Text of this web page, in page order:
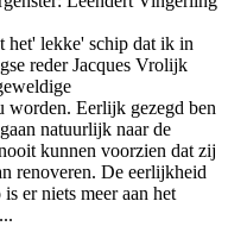
het' lekke' schip dat ik in
reder Jacques Vrolijk
worden. Eerlijk gezegd ben
natuurlijk naar de
kunnen voorzien dat zij
renoveren. De eerlijkheid
er niets meer aan het